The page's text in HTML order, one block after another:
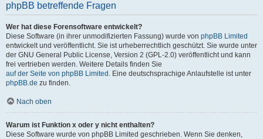
phpBB betreffende Fragen
Wer hat diese Forensoftware entwickelt?
Diese Software (in ihrer unmodifizierten Fassung) wurde von phpBB Limited
entwickelt und veröffentlicht. Sie ist urheberrechtlich geschützt. Sie wurde unter
der GNU General Public License, Version 2 (GPL-2.0) veröffentlicht und kann
frei vertrieben werden. Weitere Details finden Sie
auf der Seite von phpBB Limited . Eine deutschsprachige Anlaufstelle ist unter
phpBB.de zu finden.
Nach oben
Warum ist Funktion x oder y nicht enthalten?
Diese Software wurde von phpBB Limited geschrieben. Wenn Sie denken,